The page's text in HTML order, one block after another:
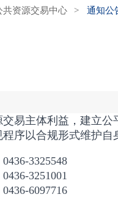
共资源交易中心 > 通知公
易主体利益，建立
序以合规形式维护自
3325548
3251001
6097716